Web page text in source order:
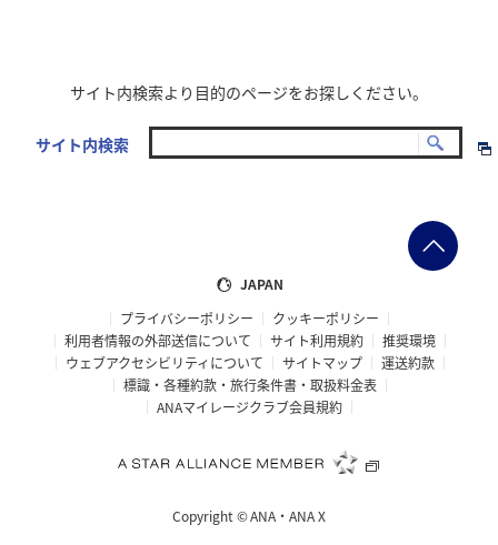
サイト内検索より目的のページをお探しください。
サイト内検索
JAPAN
プライバシーポリシー
クッキーポリシー
利用者情報の外部送信について
サイト利用規約
推奨環境
ウェブアクセシビリティについて
サイトマップ
運送約款
標識・各種約款・旅行条件書・取扱料金表
ANAマイレージクラブ会員規約
Copyright ©ANA・ANA X